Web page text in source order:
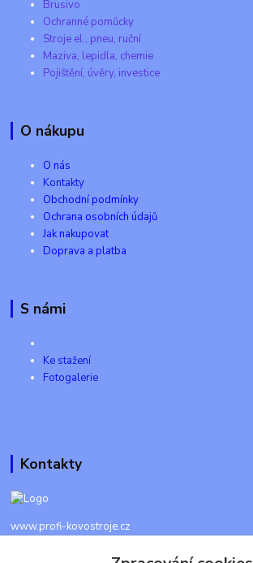
Brusivo
Ochranné pomůcky
Stroje el., pneu, ruční
Maziva, lepidla, chemie
Pojištění, úvěry, investice
O nákupu
O nás
Kontakty
Obchodní podmínky
Ochrana osobních údajů
Jak nakupovat
Doprava a platba
S námi
Ke stažení
Fotogalerie
Kontakty
www.profi-kovostroje.cz